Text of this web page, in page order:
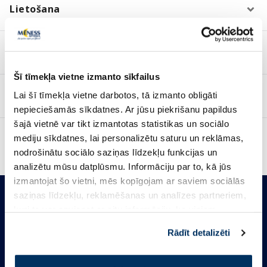
Šī tīmekļa vietne izmanto sīkfailus
Lai šī tīmekļa vietne darbotos, tā izmanto obligāti
nepieciešamās sīkdatnes. Ar jūsu piekrišanu papildus
šajā vietnē var tikt izmantotas statistikas un sociālo
mediju sīkdatnes, lai personalizētu saturu un reklāmas,
nodrošinātu sociālo saziņas līdzekļu funkcijas un
analizētu mūsu datplūsmu. Informāciju par to, kā jūs
izmantojat šo vietni, mēs kopīgojam ar saviem sociālās
saziņas līdzekļu, reklamēšanas un analīzes partneriem,
pakalpojumus. Ja piekrītat šo papildu sīkdatņu
izmantošanai, lūdzu, atzīmējiet savu izvēli:
Rādīt detalizēti
Lietošana
Sastāvs
Atsauksmes (10)
Piegāde